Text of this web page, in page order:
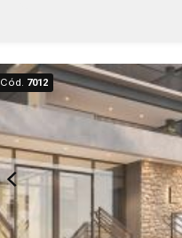
Cód. 7012